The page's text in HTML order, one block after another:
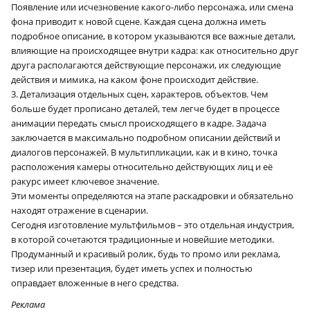
Появление или исчезновение какого-либо персонажа, или смена
фона приводит к новой сцене. Каждая сцена должна иметь
подробное описание, в котором указываются все важные детали,
влияющие на происходящее внутри кадра: как относительно друг
друга располагаются действующие персонажи, их следующие
действия и мимика, на каком фоне происходит действие.
3. Детализация отдельных сцен, характеров, объектов. Чем
больше будет прописано деталей, тем легче будет в процессе
анимации передать смысл происходящего в кадре. Задача
заключается в максимально подробном описании действий и
диалогов персонажей. В мультипликации, как и в кино, точка
расположения камеры относительно действующих лиц и её
ракурс имеет ключевое значение.
Эти моменты определяются на этапе раскадровки и обязательно
находят отражение в сценарии.
Сегодня изготовление мультфильмов – это отдельная индустрия,
в которой сочетаются традиционные и новейшие методики.
Продуманный и красивый ролик, будь то промо или реклама,
тизер или презентация, будет иметь успех и полностью
оправдает вложенные в него средства.
Реклама